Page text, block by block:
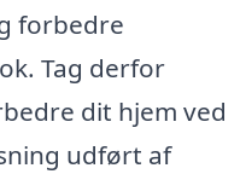
forbedre
Tag derfor
dit hjem ved
udført af